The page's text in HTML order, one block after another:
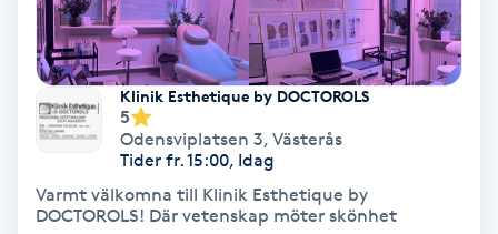
Extensions
Extensions borttagning
Eyeliner-tatuering
Klinik Esthetique by DOCTOROLS
5
Odensviplatsen 3, Västerås
Tider fr. 15:00, Idag
Varmt välkomna till Klinik Esthetique by
DOCTOROLS! Där vetenskap möter skönhet